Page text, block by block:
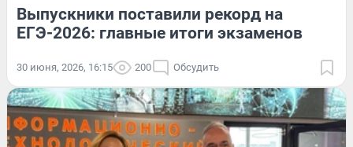
Выпускники поставили рекорд на
ЕГЭ-2026: главные итоги экзаменов
30 июня, 2026, 16:15 200 Обсудить